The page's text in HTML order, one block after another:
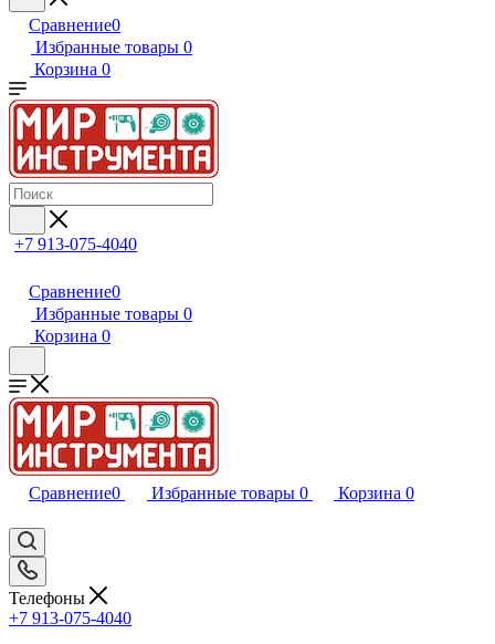
Сравнение0
Избранные товары 0
Корзина 0
+7 913-075-4040
Сравнение0
Избранные товары 0
Корзина 0
Сравнение0 Избранные товары 0 Корзина 0
Телефоны
+7 913-075-4040